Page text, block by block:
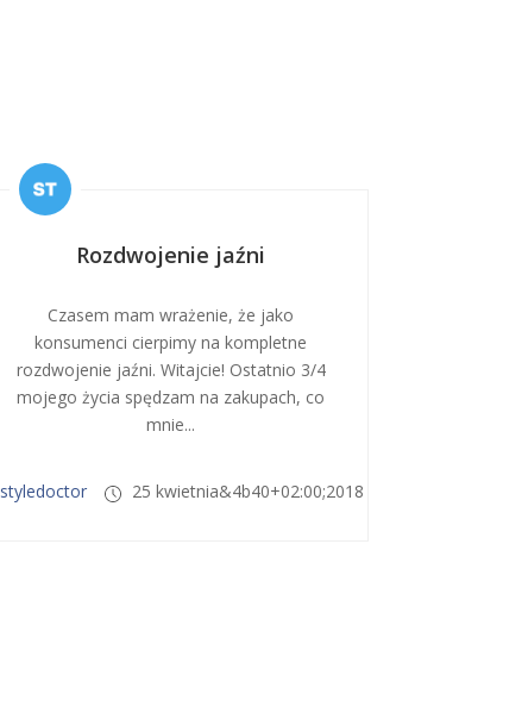
Rozdwojenie jaźni
Czasem mam wrażenie, że jako
konsumenci cierpimy na kompletne
rozdwojenie jaźni. Witajcie! Ostatnio 3/4
mojego życia spędzam na zakupach, co
mnie...
styledoctor 25 kwietnia&4b40+02:00;2018